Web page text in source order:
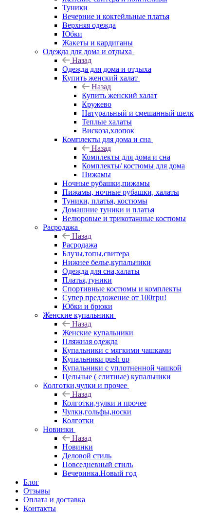
Туники
Вечерние и коктейльные платья
Верхняя одежда
Юбки
Жакеты и кардиганы
Одежда для дома и отдыха
Назад
Одежда для дома и отдыха
Купить женский халат
Назад
Купить женский халат
Кружево
Натуральный и смешанный шелк
Теплые халаты
Вискоза,хлопок
Комплекты для дома и сна
Назад
Комплекты для дома и сна
Комплекты/ костюмы для дома
Пижамы
Ночные рубашки,пижамы
Пижамы, ночные рубашки, халаты
Туники, платья, костюмы
Домашние туники и платья
Велюровые и трикотажные костюмы
Расродажа
Назад
Расродажа
Блузы,топы,свитера
Нижнее белье,купальники
Одежда для сна,халаты
Платья,туники
Спортивные костюмы и комплекты
Супер предложение от 100грн!
Юбки и брюки
Женские купальники
Назад
Женские купальники
Пляжная одежда
Купальники с мягкими чашками
Купальники push up
Купальники с уплотненной чашкой
Цельные ( слитные) купальники
Колготки,чулки и прочее
Назад
Колготки,чулки и прочее
Чулки,гольфы,носки
Колготки
Новинки
Назад
Новинки
Деловой стиль
Повседневный стиль
Вечеринка.Новый год
Блог
Отзывы
Оплата и доставка
Контакты